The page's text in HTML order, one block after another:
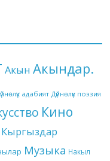
Акын Акындар.
адабият Дүйнөлүк поэзия
Кино
Кыргыздар
Музыка Накыл